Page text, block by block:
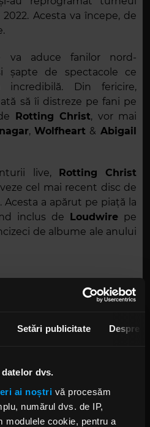
Setări publicitate Despre
dvs.
ai noștri vă procesăm
numărul dvs. de IP,
modulele cookie, pentru a
Acesta va începe, de
va aduce fanilor nord-
șapte de spectacole ce
Din fericire,
să îi distreze pe fani pe
Rotting Christ, vor mai
, Wolfheart & Abigail
live,
Rotting Christ
cel mai recent disc de
. Acesta a apărut pe piață la
inclus de
Loudwire pe
de albume ale anului
Christ
ABIGAIL WILLIAMS